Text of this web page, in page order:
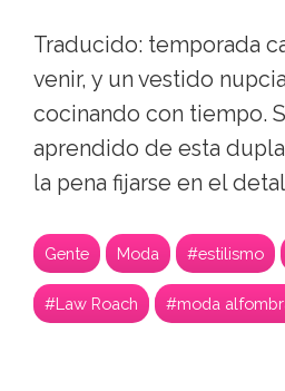
Traducido: temporada
venir, y un vestido
cocinando con tiempo.
aprendido de esta
la pena fijarse en el
Gente Moda #estilismo
#Law Roach #moda